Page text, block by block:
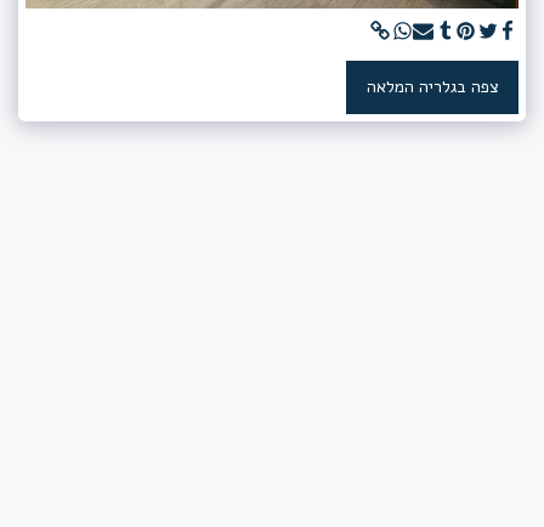
צפה בגלריה המלאה